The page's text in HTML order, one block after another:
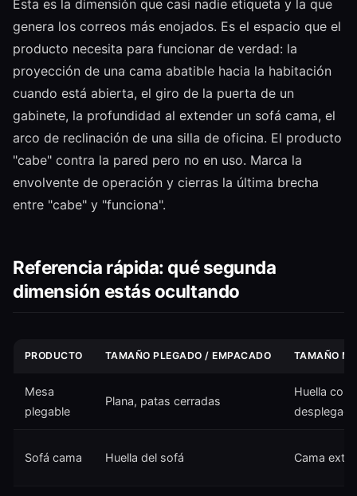
Esta es la dimensión que casi nadie etiqueta y la que
genera los correos más enojados. Es el espacio que el
producto necesita para funcionar de verdad: la
proyección de una cama abatible hacia la habitación
cuando está abierta, el giro de la puerta de un
gabinete, la profundidad al extender un sofá cama, el
arco de reclinación de una silla de oficina. El producto
"cabe" contra la pared pero no en uso. Marca la
envolvente de operación y cierras la última brecha
entre "cabe" y "funciona".
Referencia rápida: qué segunda
dimensión estás ocultando
PRODUCTO TAMAÑO PLEGADO / EMPACADO TAMAÑO
Mesa
plegable
Plana, patas cerradas
Huella con
Sofá cama Huella del sofá Cama